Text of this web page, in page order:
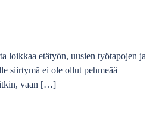
loikkaa etätyön, uusien työtapojen ja
siirtymä ei ole ollut pehmeää
vaan […]